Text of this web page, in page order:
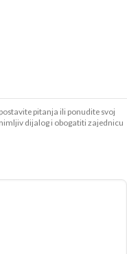
pitanja ili ponudite svoj
dijalog i obogatiti zajednicu